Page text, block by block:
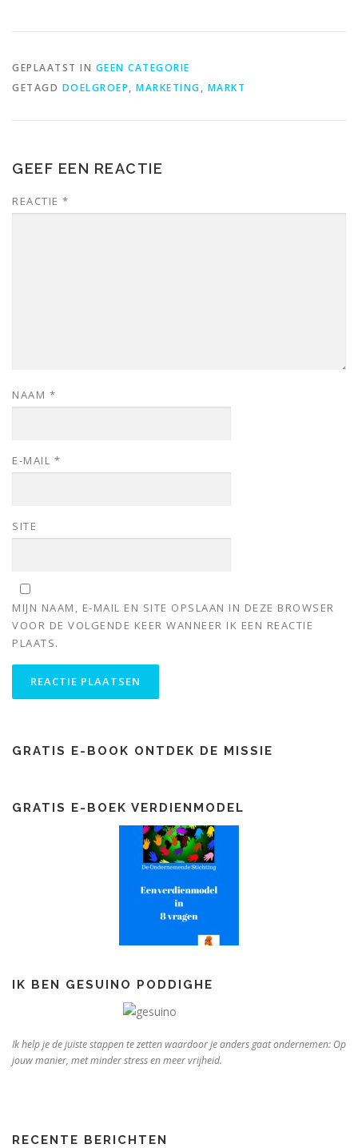
GEPLAATST IN GEEN CATEGORIE
GETAGD DOELGROEP, MARKETING, MARKT
GEEF EEN REACTIE
REACTIE *
NAAM *
E-MAIL *
SITE
MIJN NAAM, E-MAIL EN SITE OPSLAAN IN DEZE BROWSER
VOOR DE VOLGENDE KEER WANNEER IK EEN REACTIE
PLAATS.
GRATIS E-BOOK ONTDEK DE MISSIE
GRATIS E-BOEK VERDIENMODEL
IK BEN GESUINO PODDIGHE
Ik help je de juiste stappen te zetten waardoor je anders gaat ondernemen: Op
jouw manier, met minder stress en meer vrijheid.
RECENTE BERICHTEN